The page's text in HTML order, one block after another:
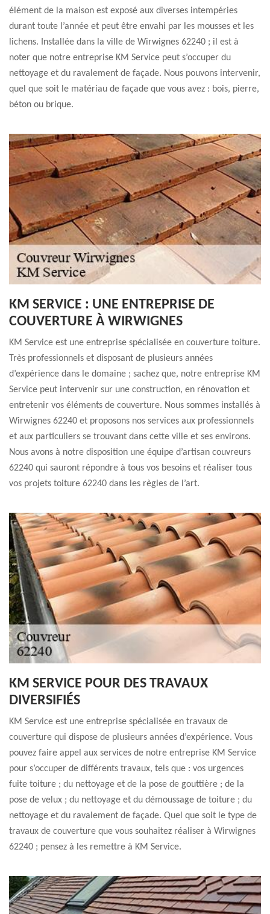
élément de la maison est exposé aux diverses intempéries
durant toute l’année et peut être envahi par les mousses et les
lichens. Installée dans la ville de Wirwignes 62240 ; il est à
noter que notre entreprise KM Service peut s’occuper du
nettoyage et du ravalement de façade. Nous pouvons intervenir,
quel que soit le matériau de façade que vous avez : bois, pierre,
béton ou brique.
KM SERVICE : UNE ENTREPRISE DE
COUVERTURE À WIRWIGNES
KM Service est une entreprise spécialisée en couverture toiture.
Très professionnels et disposant de plusieurs années
d’expérience dans le domaine ; sachez que, notre entreprise KM
Service peut intervenir sur une construction, en rénovation et
entretenir vos éléments de couverture. Nous sommes installés à
Wirwignes 62240 et proposons nos services aux professionnels
et aux particuliers se trouvant dans cette ville et ses environs.
Nous avons à notre disposition une équipe d’artisan couvreurs
62240 qui sauront répondre à tous vos besoins et réaliser tous
vos projets toiture 62240 dans les règles de l’art.
KM SERVICE POUR DES TRAVAUX
DIVERSIFIÉS
KM Service est une entreprise spécialisée en travaux de
couverture qui dispose de plusieurs années d’expérience. Vous
pouvez faire appel aux services de notre entreprise KM Service
pour s’occuper de différents travaux, tels que : vos urgences
fuite toiture ; du nettoyage et de la pose de gouttière ; de la
pose de velux ; du nettoyage et du démoussage de toiture ; du
nettoyage et du ravalement de façade. Quel que soit le type de
travaux de couverture que vous souhaitez réaliser à Wirwignes
62240 ; pensez à les remettre à KM Service.